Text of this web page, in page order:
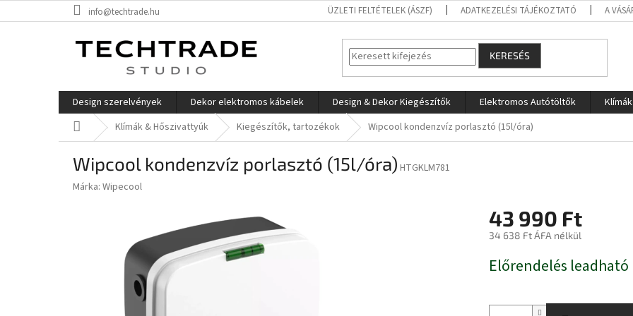
a
info@techtrade.hu ÜZLETI FELTÉTELEK (ÁSZF) ADATKEZELÉSI TÁJÉKOZTATÓ A
KERESÉS
Design szerelvények Dekor elektromos kábelek Design & Dekor Kiegészítők Elektromos Autótöltők
KezdőlapKlímák & Hőszivattyúk Kiegészítők, tartozékok Wipcool kondenzvíz porlasztó (15l/óra)
Wipcool kondenzvíz porlasztó (15l/óra) HTGKLM781
Márka: Wipecool
43 990 Ft
34 638 Ft ÁFA nélkül
Előrendelés leadható